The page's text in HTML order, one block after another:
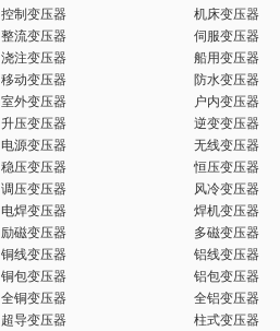
键
词
控制变压器
机床变压器
整流变压器
伺服变压器
浇注变压器
船用变压器
移动变压器
防水变压器
室外变压器
户内变压器
升压变压器
逆变变压器
电源变压器
无线变压器
稳压变压器
恒压变压器
调压变压器
风冷变压器
电焊变压器
焊机变压器
励磁变压器
多磁变压器
铜线变压器
铝线变压器
铜包变压器
铝包变压器
全铜变压器
全铝变压器
超导变压器
柱式变压器